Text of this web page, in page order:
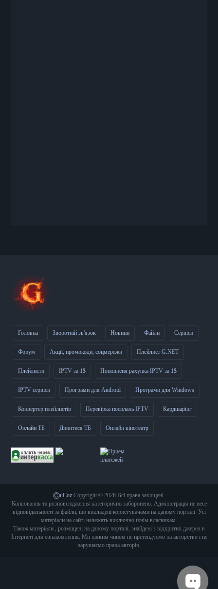
Головна Зворотній зв'язок Новини Файли Сервіси
Форум Акції, промокоди, соцмережи Плейлист G.NET
Плейлисти IPTV за 1$ Поповненя рахунка IPTV за 1$
IPTV сервіси Програми для Android Програми для Windows
Конвертер плейлистів Перевірка посилань IPTV Кардшарінг
Онлайн ТБ Дивитися ТБ Онлайн кінотеатр
uCoz Copyright © 2026 Всі права захищені.
Копіювання та розповсюдження категорично заборонено. Адміністрація не несе
відповідальності за файли, що викладені користувачами на даному порталі. Усі
матеріали на сайті належать виключно їхнім власникам.
Також матеріали , розміщені на даному порталі, знайдені з відкритих джерел в
Інтернеті для ознакомлення. Ми ніяким чином не претендуємо на авторство і не
нарушаємо права авторів.